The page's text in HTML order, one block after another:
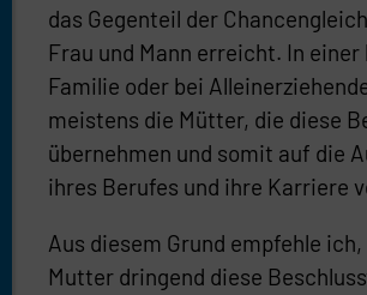
das Gegenteil der
Frau und Mann erreicht. In
Familie oder bei
meistens die Mütter, die diese
übernehmen und somit auf die
ihres Berufes und ihre Karriere
Aus diesem Grund empfehle
Mutter dringend diese